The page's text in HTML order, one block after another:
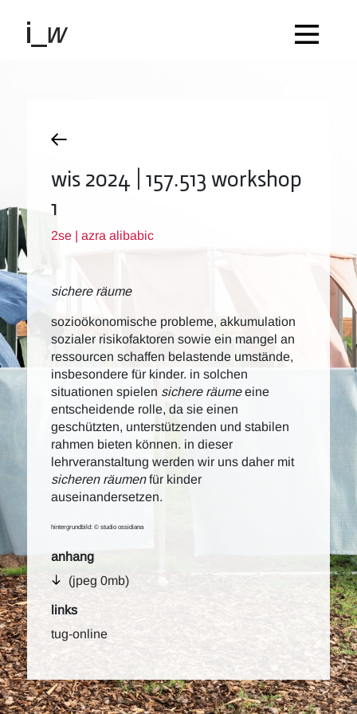
wis 2024 | 157.513 workshop
1
2se | azra alibabic
sichere räume
sozioökonomische probleme, akkumulation
sozialer risikofaktoren sowie ein mangel an
ressourcen schaffen belastende umstände,
insbesondere für kinder. in solchen
situationen spielen sichere räumeeine
entscheidende rolle, da sie einen
geschützten, unterstützenden und stabilen
rahmen bieten können. in dieser
lehrveranstaltung werden wir uns daher mit
sicheren räumenfür kinder
auseinandersetzen.
hintergrundbild: © studio ossidiana
anhang
(jpeg 0mb)
links
tug-online